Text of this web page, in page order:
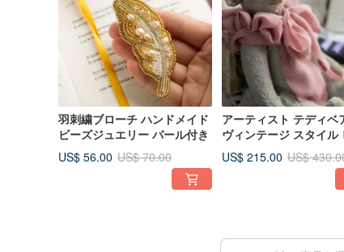
羽刺繍ブローチ ハンドメイド
ビーズジュエリー パール付き
US$ 56.00 US$ 70.00
アーティスト テディベ
ヴィンテージ スタイル
の首輪手作りオークのぬ
るみクマ
US$ 215.00 US$